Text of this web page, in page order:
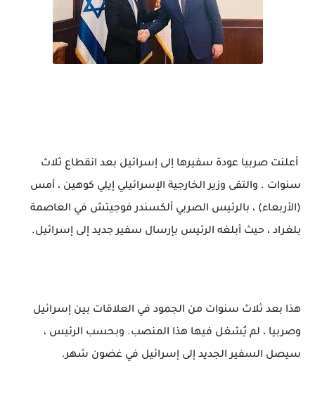
أعلنت صربيا عودة سفيرها إلى إسرائيل بعد انقطاع ثلاث
سنوات . والتقى وزير الخارجية الإسرائيلي إيلي كوهين ، أمس
(الأربعاء) ، بالرئيس الصربي ألكسندر فوجيتش في العاصمة
بلغراد ، حيث أبلغه الرئيس بإرسال سفير جديد إلى إسرائيل.
هذا بعد ثلاث سنوات من الجمود في العلاقات بين إسرائيل
وصربيا ، لم يُشغل فيها هذا المنصب. وبحسب الرئيس ،
سيصل السفير الجديد إلى إسرائيل في غضون شهر.